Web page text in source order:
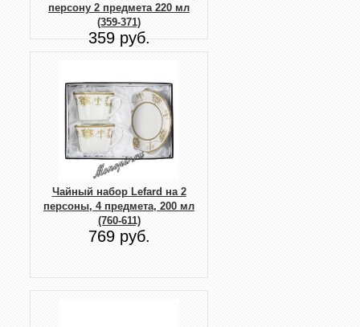
персону 2 предмета 220 мл
(359-371)
359 руб.
Чайный набор Lefard на 2
персоны, 4 предмета, 200 мл
(760-611)
769 руб.